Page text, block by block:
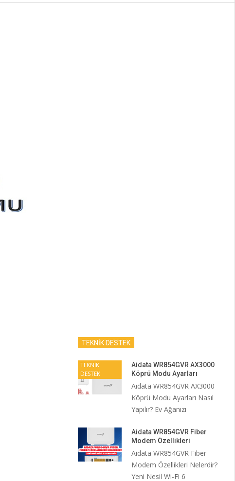
TEKNİK DESTEK
TEKNİK
DESTEK
Aidata WR854GVR AX3000
Köprü Modu Ayarları
Aidata WR854GVR AX3000
Köprü Modu Ayarları Nasıl
Yapılır? Ev Ağanızı
Aidata WR854GVR Fiber
Modem Özellikleri
Aidata WR854GVR Fiber
Modem Özellikleri Nelerdir?
Yeni Nesil Wi-Fi 6